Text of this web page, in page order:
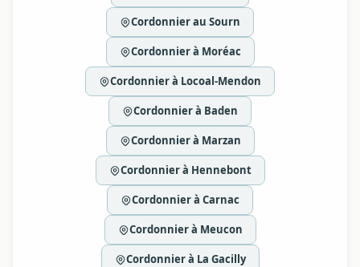
Cordonnier au Sourn
Cordonnier à Moréac
Cordonnier à Locoal-Mendon
Cordonnier à Baden
Cordonnier à Marzan
Cordonnier à Hennebont
Cordonnier à Carnac
Cordonnier à Meucon
Cordonnier à La Gacilly